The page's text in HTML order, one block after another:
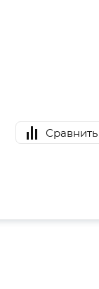
Сравнить